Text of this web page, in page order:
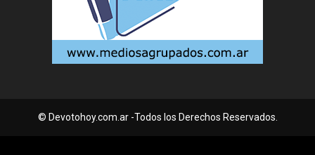
© Devotohoy.com.ar -Todos los Derechos Reservados.